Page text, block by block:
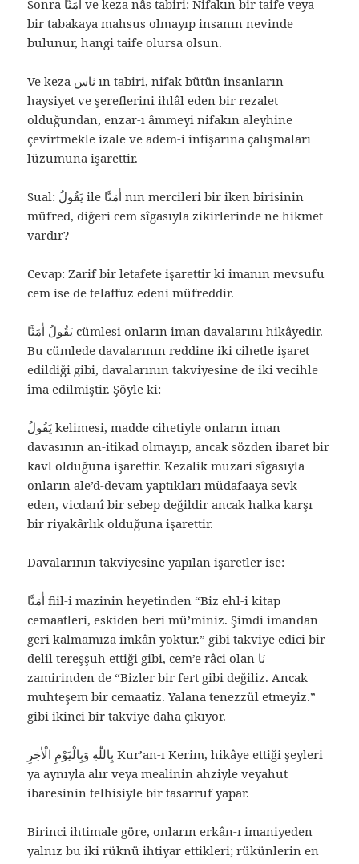
Sonra اٰمَنَّا ve keza nâs tabiri: Nifakın bir taife veya
bir tabakaya mahsus olmayıp insanın nevinde
bulunur, hangi taife olursa olsun.
Ve keza نَاس ın tabiri, nifak bütün insanların
haysiyet ve şereflerini ihlâl eden bir rezalet
olduğundan, enzar-ı âmmeyi nifakın aleyhine
çevirtmekle izale ve adem-i intişarına çalışmaları
lüzumuna işarettir.
Sual: يَقُولُ ile اٰمَنَّا nın mercileri bir iken birisinin
müfred, diğeri cem sîgasıyla zikirlerinde ne hikmet
vardır?
Cevap: Zarif bir letafete işarettir ki imanın mevsufu
cem ise de telaffuz edeni müfreddir.
يَقُولُ اٰمَنَّا cümlesi onların iman davalarını hikâyedir.
Bu cümlede davalarının reddine iki cihetle işaret
edildiği gibi, davalarının takviyesine de iki vecihle
îma edilmiştir. Şöyle ki:
يَقُولُ kelimesi, madde cihetiyle onların iman
davasının an-itikad olmayıp, ancak sözden ibaret bir
kavl olduğuna işarettir. Kezalik muzari sîgasıyla
onların ale’d-devam yaptıkları müdafaaya sevk
eden, vicdanî bir sebep değildir ancak halka karşı
bir riyakârlık olduğuna işarettir.
Davalarının takviyesine yapılan işaretler ise:
اٰمَنَّا fiil-i mazinin heyetinden “Biz ehl-i kitap
cemaatleri, eskiden beri mü’miniz. Şimdi imandan
geri kalmamıza imkân yoktur.” gibi takviye edici bir
delil tereşşuh ettiği gibi, cem’e râci olan نَا
zamirinden de “Bizler bir fert gibi değiliz. Ancak
muhteşem bir cemaatiz. Yalana tenezzül etmeyiz.”
gibi ikinci bir takviye daha çıkıyor.
بِاللّٰهِ وَبِالْيَوْمِ الْاٰخِرِ Kur’an-ı Kerim, hikâye ettiği şeyleri
ya aynıyla alır veya mealinin ahziyle veyahut
ibaresinin telhisiyle bir tasarruf yapar.
Birinci ihtimale göre, onların erkân-ı imaniyeden
yalnız bu iki rüknü ihtiyar ettikleri; rükünlerin en